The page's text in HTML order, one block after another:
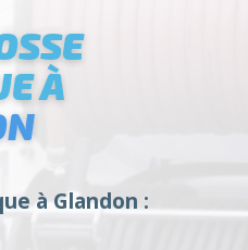
À
à Glandon :